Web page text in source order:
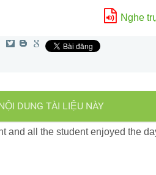
Nghe
DUNG TÀI LIỆU NÀY
and all the student enjoyed the